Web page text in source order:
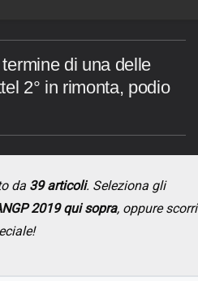
di una delle
2° in rimonta, podio
da 39 articoli. Seleziona gli
2019 qui sopra, oppure scorri